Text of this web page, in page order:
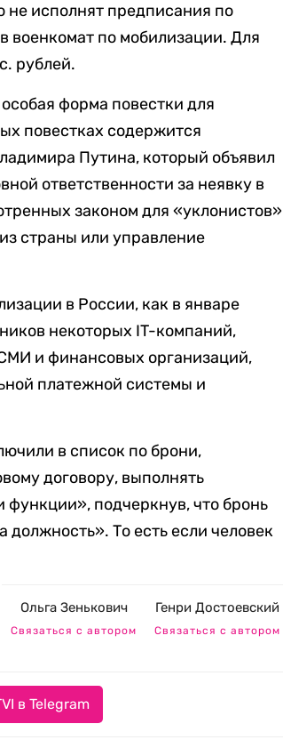
не исполнят предписания по
военкомат по мобилизации. Для
рублей.
особая форма повестки для
повестках содержится
Путина, который объявил
ответственности за неявку в
законом для «уклонистов»
страны или управление
в России, как в январе
некоторых IT-компаний,
и финансовых организаций,
платежной системы и
в список по брони,
договору, выполнять
подчеркнув, что бронь
должность». То есть если человек
Ольга Зенькович
Связаться с автором
Генри Достоевский
Связаться с автором
в Telegram